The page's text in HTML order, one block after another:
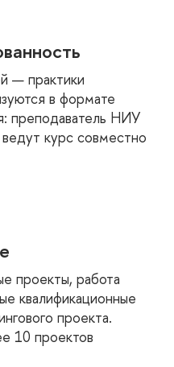
— практики
в формате
преподаватель НИУ
курс совместно
проекты, работа
квалификационные
проекта.
10 проектов